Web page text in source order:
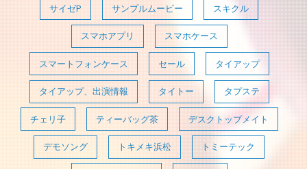
サイゼP サンプルムービー スキクル
スマホアプリ スマホケース
スマートフォンケース セール タイアップ
タイアップ、出演情報 タイトー タプステ
チェリ子 ティーバッグ茶 デスクトップメイト
デモソング トキメキ浜松 トミーテック